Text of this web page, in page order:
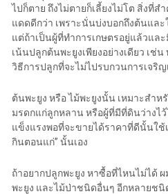
ไปก็ตาย ถึงไม่ตายก็เลี้ยงไม่โต สิ่งที่
แดดดีกว่า เพราะนั่นบ่งบอกถึงต้นและ
แต่ถ้าเป็นผู้ที่ทำการเกษตรอยู่แล้วแล
เน้นปลูกต้นพะยูงเพียงอย่างเดียว เ
วิธีการปลูกที่จะไม่ไปรบกวนการเจริ
ต้นพะยูง หรือ ไม้พะยูงนั้น เหมาะสำห
มรดกแก่ลูกหลาน หรือผู้ที่มีที่ดินว่างไ
แข็งแรงพอที่จะขายได้ราคาที่ดีนั้นใช้
กินตอนแก่” นั้นเอง
ถ้าอยากปลูกพะยูง หาซื้อที่ไหนไม่ได้
พะยูง และไม้ป่าชนิดอื่นๆ อีกหลายช